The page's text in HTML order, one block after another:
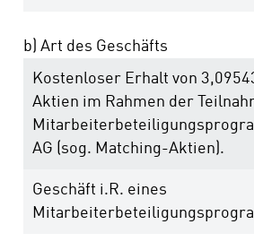
b) Art des Geschäfts
Kostenloser Erhalt von
Aktien im Rahmen der
AG (sog. Matching-Aktien).
Geschäft i.R. eines